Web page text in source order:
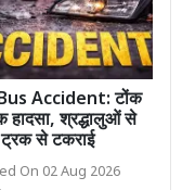
Accident: टोंक
हादसा, श्रद्धालुओं से
से टकराई
On 02 Aug 2026